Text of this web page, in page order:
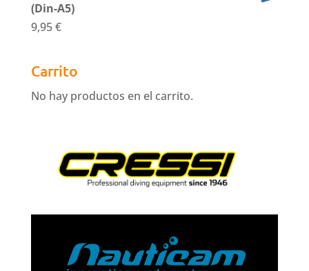
(Din-A5)
9,95€
Carrito
No hay productos en el carrito.